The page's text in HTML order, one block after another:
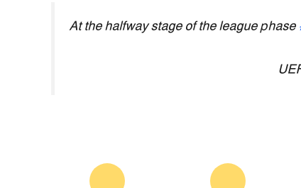
At the halfway stage of the league phase